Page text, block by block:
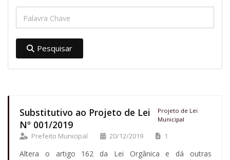
Substitutivo ao Projeto de Lei
Nº 001/2019
Projeto de Lei
Municipal
Prefeito Municipal 20/12/2019 1
Altera o artigo 162 da Lei Orgânica e dá outras
Pesquisar